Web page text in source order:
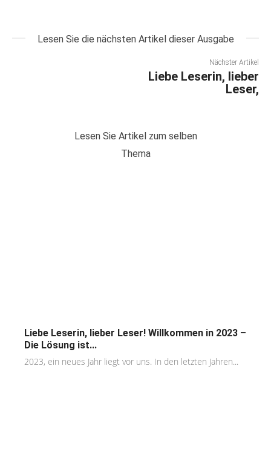
Lesen Sie die nächsten Artikel dieser Ausgabe
Nächster Artikel
Liebe Leserin, lieber
Leser,
Lesen Sie Artikel zum selben
Thema
Liebe Leserin, lieber Leser! Willkommen in 2023 –
Die Lösung ist...
2023, ein neues Jahr liegt vor uns. In den letzten Jahren...